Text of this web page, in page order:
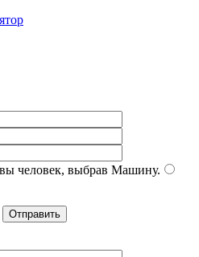
человек, выбрав Машину.